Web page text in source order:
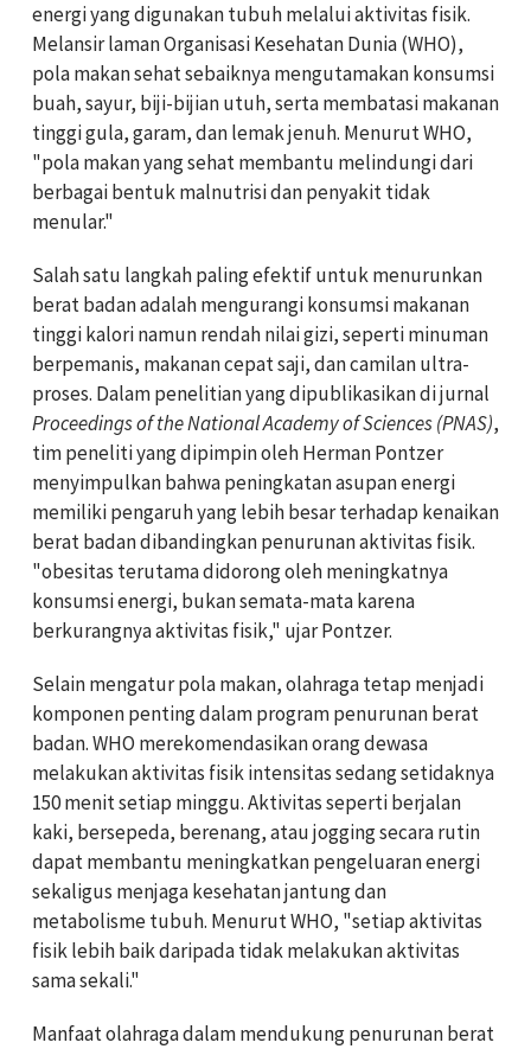
energi yang digunakan tubuh melalui aktivitas fisik.
Melansir laman Organisasi Kesehatan Dunia (WHO),
pola makan sehat sebaiknya mengutamakan konsumsi
buah, sayur, biji-bijian utuh, serta membatasi makanan
tinggi gula, garam, dan lemak jenuh. Menurut WHO,
"pola makan yang sehat membantu melindungi dari
berbagai bentuk malnutrisi dan penyakit tidak
menular."
Salah satu langkah paling efektif untuk menurunkan
berat badan adalah mengurangi konsumsi makanan
tinggi kalori namun rendah nilai gizi, seperti minuman
berpemanis, makanan cepat saji, dan camilan ultra-
proses. Dalam penelitian yang dipublikasikan di jurnal
Proceedings of the National Academy of Sciences (PNAS),
tim peneliti yang dipimpin oleh Herman Pontzer
menyimpulkan bahwa peningkatan asupan energi
memiliki pengaruh yang lebih besar terhadap kenaikan
berat badan dibandingkan penurunan aktivitas fisik.
"obesitas terutama didorong oleh meningkatnya
konsumsi energi, bukan semata-mata karena
berkurangnya aktivitas fisik," ujarPontzer.
Selain mengatur pola makan, olahraga tetap menjadi
komponen penting dalam program penurunan berat
badan. WHO merekomendasikan orang dewasa
melakukan aktivitas fisik intensitas sedang setidaknya
150 menit setiap minggu. Aktivitas seperti berjalan
kaki, bersepeda, berenang, atau jogging secara rutin
dapat membantu meningkatkan pengeluaran energi
sekaligus menjaga kesehatan jantung dan
metabolisme tubuh. Menurut WHO, "setiap aktivitas
fisik lebih baik daripada tidak melakukan aktivitas
sama sekali."
Manfaat olahraga dalam mendukung penurunan berat